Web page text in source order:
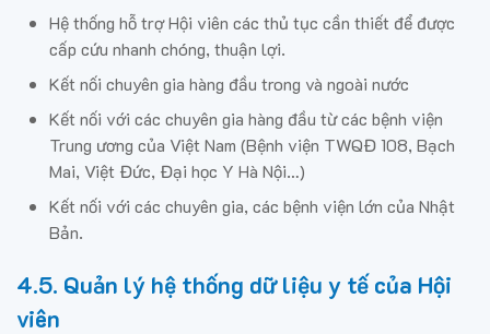
Hệ thống hỗ trợ Hội viên các thủ tục cần thiết để được
cấp cứu nhanh chóng, thuận lợi.
Kết nối chuyên gia hàng đầu trong và ngoài nước
Kết nối với các chuyên gia hàng đầu từ các bệnh viện
Trung ương của Việt Nam (Bệnh viện TWQĐ 108, Bạch
Mai, Việt Đức, Đại học Y Hà Nội…)
Kết nối với các chuyên gia, các bệnh viện lớn của Nhật
Bản.
4.5. Quản lý hệ thống dữ liệu y tế của Hội
viên